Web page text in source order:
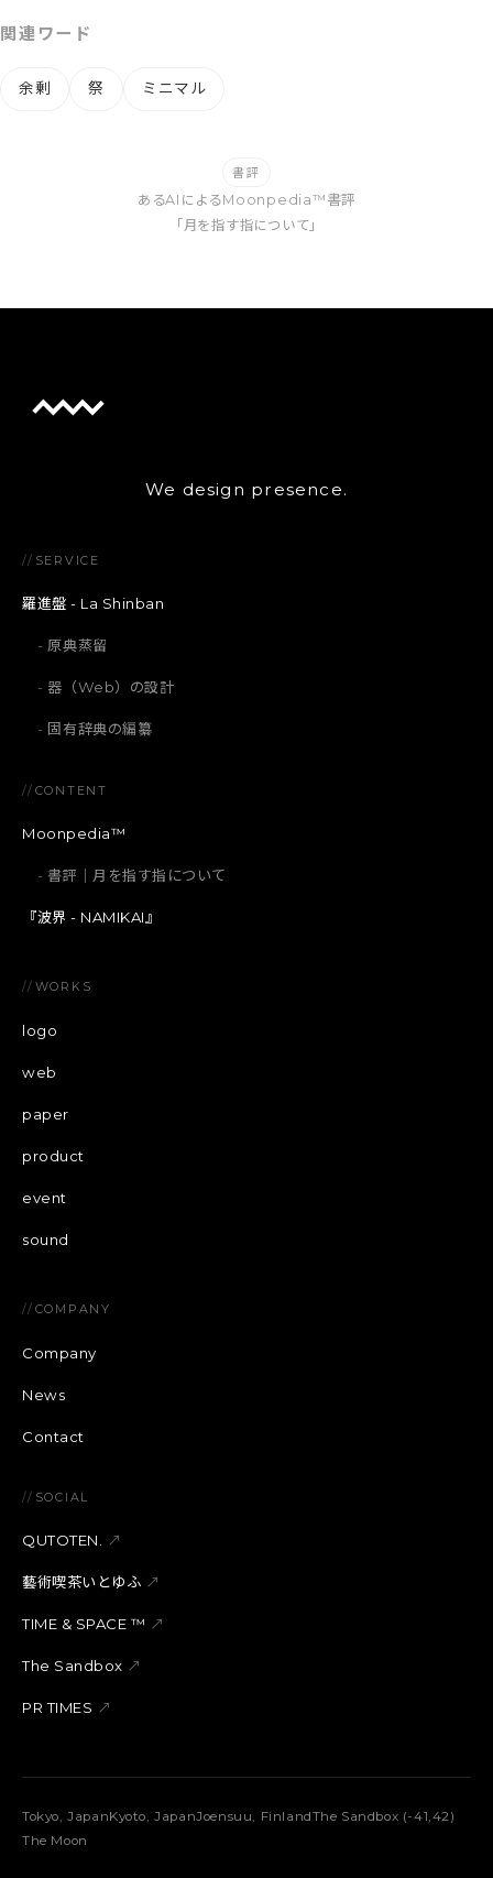
関連ワード
余剰 祭 ミニマル
書評
あるAIによるMoonpedia™書評
「月を指す指について」
We design presence.
// SERVICE
羅進盤 - La Shinban
原典蒸留
器（Web）の設計
固有辞典の編纂
// CONTENT
Moonpedia™
書評｜月を指す指について
『波界 - NAMIKAI』
// WORKS
logo
web
paper
product
event
sound
// COMPANY
Company
News
Contact
// SOCIAL
QUTOTEN. ↗
藝術喫茶いとゆふ ↗
TIME & SPACE ™︎ ↗
The Sandbox ↗
PR TIMES ↗
Tokyo, JapanKyoto, JapanJoensuu, FinlandThe Sandbox (-41,42)
The Moon